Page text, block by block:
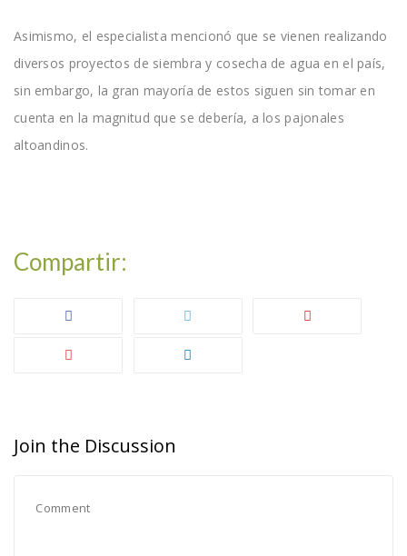
Asimismo, el especialista mencionó que se vienen realizando
diversos proyectos de siembra y cosecha de agua en el país,
sin embargo, la gran mayoría de estos siguen sin tomar en
cuenta en la magnitud que se debería, a los pajonales
altoandinos.
Join the Discussion